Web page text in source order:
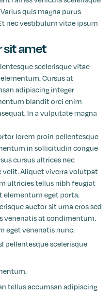
quis magna purus
nec vestibulum vitae ipsum
sit amet
scelerisque vitae
Cursus at
adipiscing integer
blandit orci enim
In a vulputate magna
lorem proin pellentesque
in sollicitudin congue
cursus ultrices nec
Aliquet viverra volutpat
ultricies tellus nibh feugiat
elementum eget porta.
auctor sit urna eros sed
venenatis at condimentum.
eget venenatis nunc.
pellentesque scelerisque
tellus accumsan adipiscing